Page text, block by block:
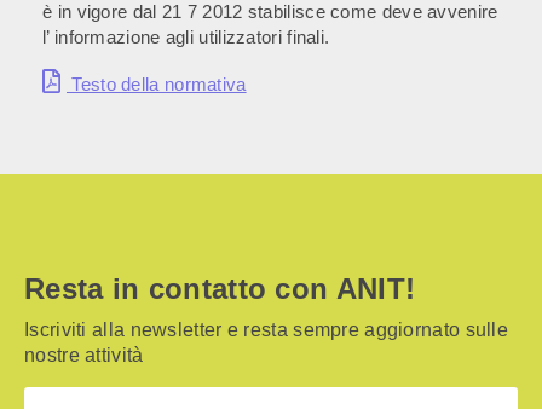
è in vigore dal 21 7 2012 stabilisce come deve avvenire
l’ informazione agli utilizzatori finali.
Testo della normativa
Resta in contatto con ANIT!
Iscriviti alla newsletter e resta sempre aggiornato sulle
nostre attività